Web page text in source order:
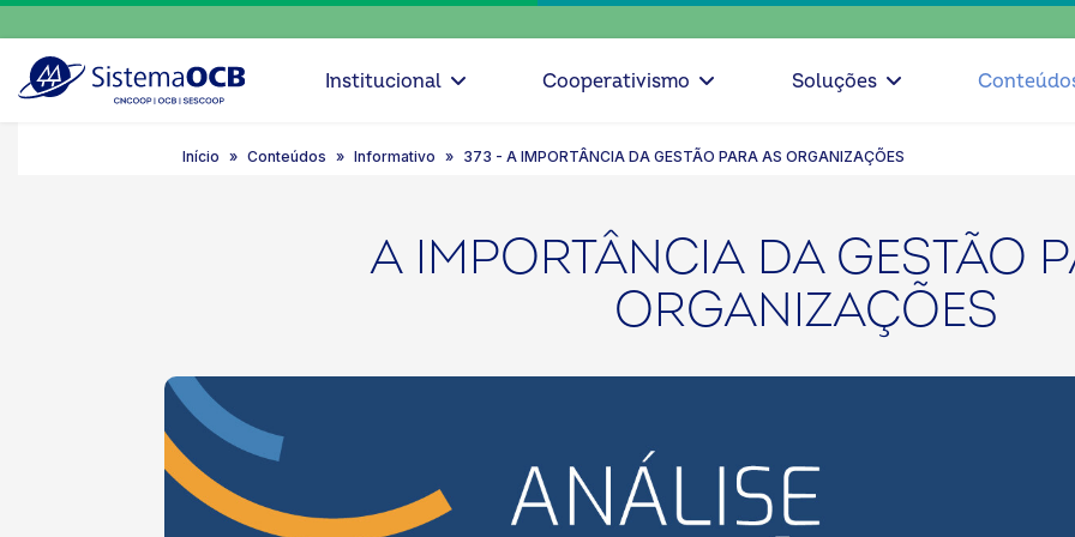
Institucional Cooperativismo Soluções
Início Conteúdos Informativo 373 - A IMPORTÂNCIA DA GESTÃO PARA AS ORGANIZAÇÕES
A IMPORTÂNCIA DA GESTÃO
ORGANIZAÇÕES